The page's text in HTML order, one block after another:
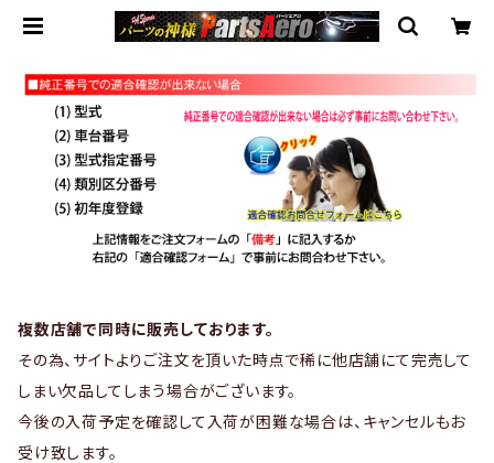
複数店舗で同時に販売しております。
その為、サイトよりご注文を頂いた時点で稀に他店舗にて完売して
しまい欠品してしまう場合がございます。
今後の入荷予定を確認して入荷が困難な場合は、キャンセルもお
受け致します。